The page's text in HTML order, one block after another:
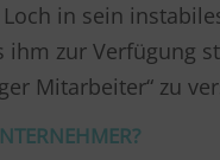
in sein
zur Verfügung
Mitarbeiter“ zu